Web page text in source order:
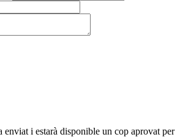
enviat i estarà disponible un cop aprovat per